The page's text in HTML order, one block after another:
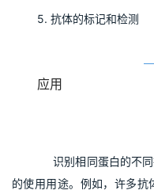
5. 抗体的标记和检测
应用
识别相同蛋白的不同
的使用用途。例如，许多